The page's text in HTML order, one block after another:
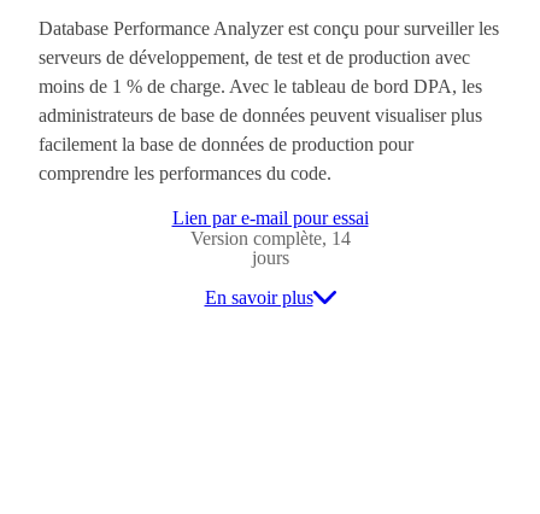
Database Performance Analyzer est conçu pour surveiller les
serveurs de développement, de test et de production avec
moins de 1 % de charge. Avec le tableau de bord DPA, les
administrateurs de base de données peuvent visualiser plus
facilement la base de données de production pour
comprendre les performances du code.
Lien par e-mail pour essai
Version complète, 14
jours
En savoir plus